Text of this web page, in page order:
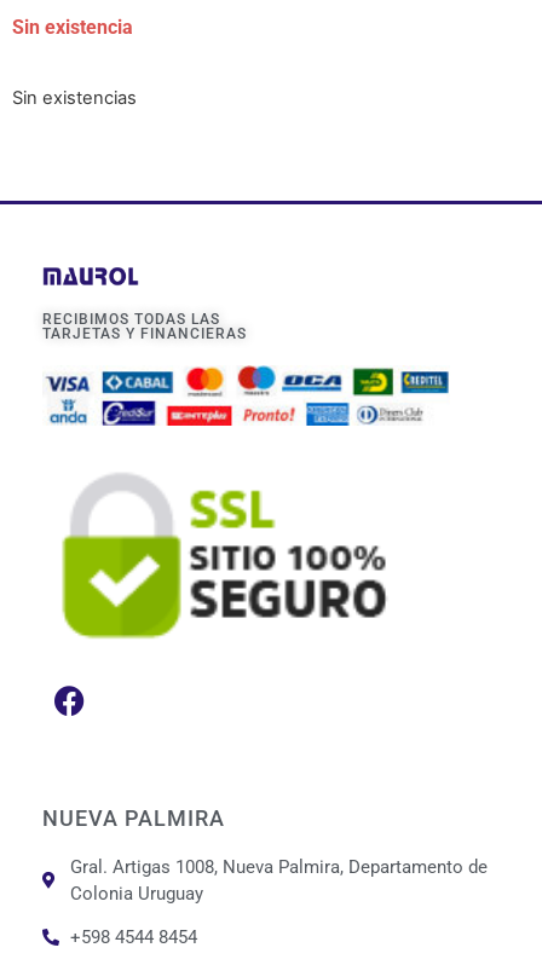
Sin existencia
Sin existencias
RECIBIMOS TODAS LAS
TARJETAS Y FINANCIERAS
NUEVA PALMIRA
Gral. Artigas 1008, Nueva Palmira, Departamento de
Colonia Uruguay
+598 4544 8454